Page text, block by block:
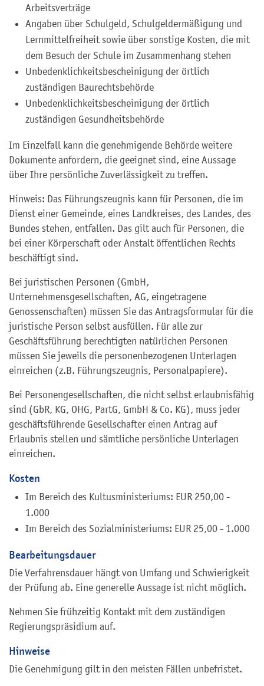
Arbeitsverträge
Angaben über Schulgeld, Schulgeldermäßigung und
Lernmittelfreiheit sowie über sonstige Kosten, die mit
dem Besuch der Schule im Zusammenhang stehen
Unbedenklichkeitsbescheinigung der örtlich
zuständigen Baurechtsbehörde
Unbedenklichkeitsbescheinigung der örtlich
zuständigen Gesundheitsbehörde
Im Einzelfall kann die genehmigende Behörde weitere
Dokumente anfordern, die geeignet sind, eine Aussage
über Ihre persönliche Zuverlässigkeit zu treffen.
Hinweis: Das Führungszeugnis kann für Personen, die im
Dienst einer Gemeinde, eines Landkreises, des Landes, des
Bundes stehen, entfallen. Das gilt auch für Personen, die
bei einer Körperschaft oder Anstalt öffentlichen Rechts
beschäftigt sind.
Bei juristischen Personen (GmbH,
Unternehmensgesellschaften, AG, eingetragene
Genossenschaften) müssen Sie das Antragsformular für die
juristische Person selbst ausfüllen. Für alle zur
Geschäftsführung berechtigten natürlichen Personen
müssen Sie jeweils die personenbezogenen Unterlagen
einreichen (z.B. Führungszeugnis, Personalpapiere).
Bei Personengesellschaften, die nicht selbst erlaubnisfähig
sind (GbR, KG, OHG, PartG, GmbH & Co. KG), muss jeder
geschäftsführende Gesellschafter einen Antrag auf
Erlaubnis stellen und sämtliche persönliche Unterlagen
einreichen.
Kosten
Im Bereich des Kultusministeriums: EUR 250,00 -
1.000
Im Bereich des Sozialministeriums: EUR 25,00 - 1.000
Bearbeitungsdauer
Die Verfahrensdauer hängt von Umfang und Schwierigkeit
der Prüfung ab. Eine generelle Aussage ist nicht möglich.
Nehmen Sie frühzeitig Kontakt mit dem zuständigen
Regierungspräsidium auf.
Hinweise
Die Genehmigung gilt in den meisten Fällen unbefristet.